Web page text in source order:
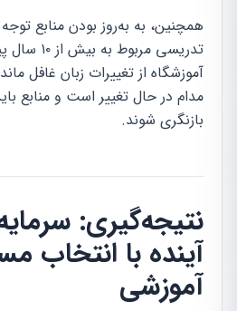
همچنین، به به‌روز بودن منابع
تدریسی
آموزشگاه از تغییرات زبان غافل
بازنگری شوند.
نتیجه‌گیری:
آینده با انتخاب
آموزشی